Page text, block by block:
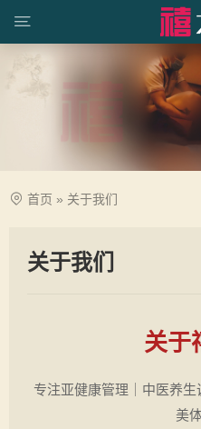
首页 » 关于我们
关于我们
关于
专注亚健康管理｜中医养生
美